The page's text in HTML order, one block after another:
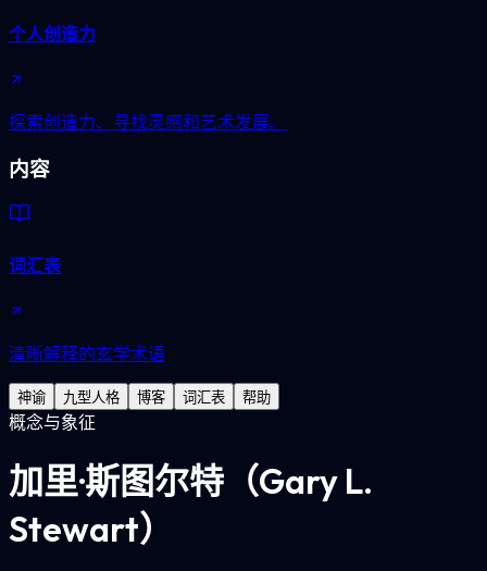
个人创造力
探索创造力、寻找灵感和艺术发展。
内容
词汇表
清晰解释的玄学术语
神谕 九型人格 博客 词汇表 帮助
概念与象征
加里·斯图尔特（Gary L.
Stewart）